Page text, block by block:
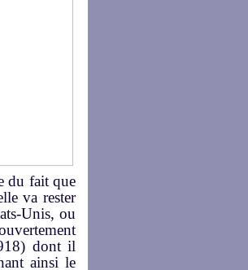
du fait que
va rester
Unis, ou
dont il
ainsi le